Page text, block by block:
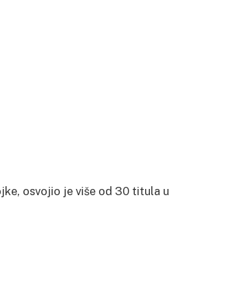
osvojio je više od 30 titula u